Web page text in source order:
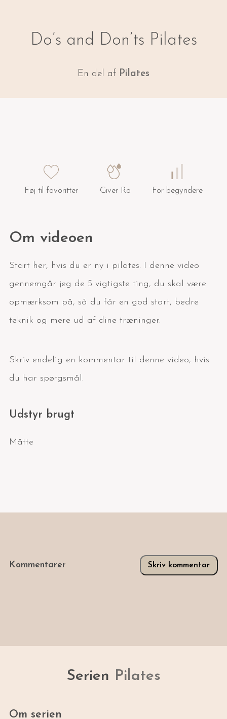
Do’s and Don’ts Pilates
En del af Pilates
Føj til favoritter Giver Ro For begyndere
Om videoen
Start her, hvis du er ny i pilates. I denne video
gennemgår jeg de 5 vigtigste ting, du skal være
opmærksom på, så du får en god start, bedre
teknik og mere ud af dine træninger.
Skriv endelig en kommentar til denne video, hvis
du har spørgsmål.
Udstyr brugt
Måtte
Kommentarer Skriv kommentar
Serien Pilates
Om serien